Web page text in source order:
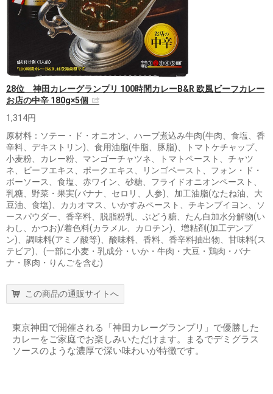
28位 神田カレーグランプリ 100時間カレーB&R 欧風ビーフカレー
お店の中辛 180g×5個
1,314円
原材料：ソテー・ド・オニオン、ハーブ煮込み牛肉(牛肉、食塩、香
辛料、デキストリン)、食用油脂(牛脂、豚脂)、トマトケチャップ、
小麦粉、カレー粉、マンゴーチャツネ、トマトペースト、チャツ
ネ、ビーフエキス、ポークエキス、リンゴペースト、フォン・ド・
ボーソース、食塩、赤ワイン、砂糖、フライドオニオンペースト、
乳糖、野菜・果実(バナナ、セロリ、人参)、加工油脂(なたね油、大
豆油、食塩)、カカオマス、いかすみペースト、チキンブイヨン、ソ
ースパウダー、香辛料、脱脂粉乳、ぶどう糖、たん白加水分解物(い
わし、かつお)/着色料(カラメル、カロチン)、増粘剤(加工デンプ
ン)、調味料(アミノ酸等)、酸味料、香料、香辛料抽出物、甘味料(ス
テビア)、(一部に小麦・乳成分・いか・牛肉・大豆・鶏肉・バナ
ナ・豚肉・りんごを含む)
この商品の通販サイトへ
東京神田で開催される「神田カレーグランプリ」で優勝した
カレーをご家庭でお楽しみいただけます。まるでデミグラス
ソースのような濃厚で深い味わいが特徴です。